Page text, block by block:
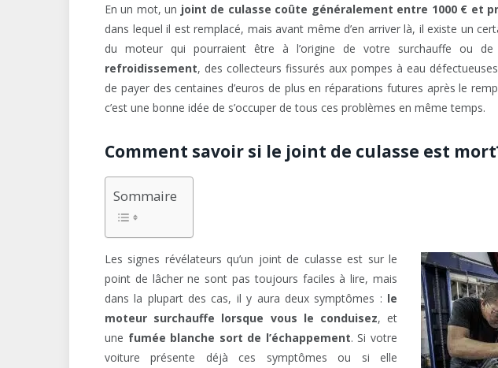
En un mot, un joint de culasse coûte généralement entre 1000 € et
dans lequel il est remplacé, mais avant même d’en arriver là, il existe un
du moteur qui pourraient être à l’origine de votre surchauffe ou
refroidissement, des collecteurs fissurés aux pompes à eau
de payer des centaines d’euros de plus en réparations futures après le
c’est une bonne idée de s’occuper de tous ces problèmes en même temps.
Comment savoir si le joint de culasse est
Sommaire
Les signes révélateurs qu’un joint de culasse est sur le
point de lâcher ne sont pas toujours faciles à lire, mais
dans la plupart des cas, il y aura deux symptômes : le
moteur surchauffe lorsque vous le conduisez, et
une fumée blanche sort de l’échappement. Si votre
voiture présente déjà ces symptômes ou si elle